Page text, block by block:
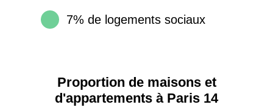
7% de logements sociaux
Proportion de maisons et
d'appartements à Paris 14